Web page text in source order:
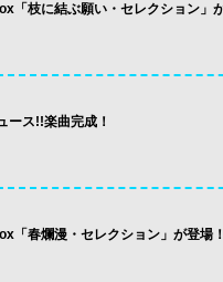
「枝に結ぶ願い・セレクション」
ース!!楽曲完成！
「春爛漫・セレクション」が登場